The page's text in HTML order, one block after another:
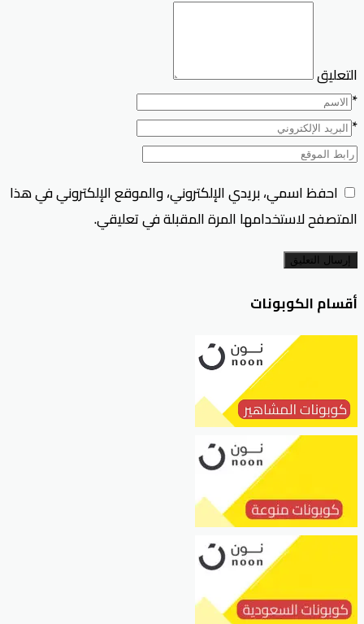
التعليق
*
*
احفظ اسمي، بريدي الإلكتروني، والموقع الإلكتروني في هذا
المتصفح لاستخدامها المرة المقبلة في تعليقي.
إرسال التعليق
أقسام الكوبونات